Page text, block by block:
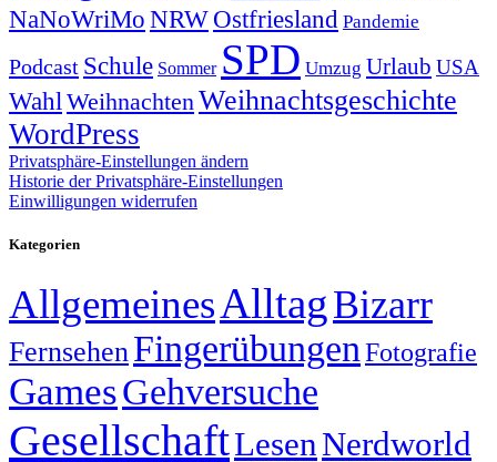
NaNoWriMo NRWOstfriesland Pandemie
Podcast Schule Sommer SPD Umzug Urlaub USA
Wahl Weihnachten Weihnachtsgeschichte
WordPress
Privatsphäre-Einstellungen ändern
Historie der Privatsphäre-Einstellungen
Einwilligungen widerrufen
Kategorien
AllgemeinesAlltagBizarr
FernsehenFingerübungen Fotografie
GamesGehversuche
GesellschaftLesenNerdworld